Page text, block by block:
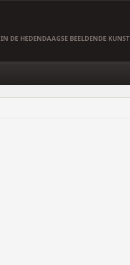
DE HEDENDAAGSE BEELDENDE KUNST